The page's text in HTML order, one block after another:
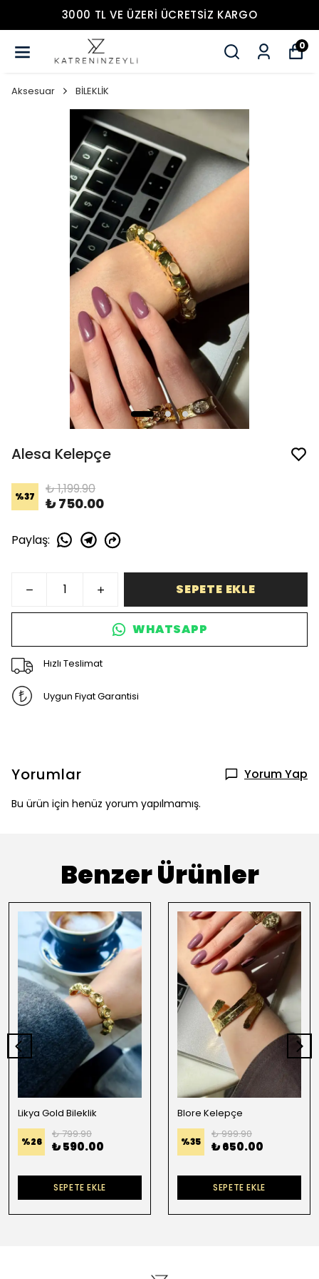
3000 TL VE ÜZERİ ÜCRETSİZ KARGO
0
Aksesuar BİLEKLİK
Alesa Kelepçe
%37 ₺ 1,199.90
₺ 750.00
Paylaş:
SEPETE EKLE
WHATSAPP
Hızlı Teslimat
Uygun Fiyat Garantisi
Yorumlar Yorum Yap
Bu ürün için henüz yorum yapılmamış.
Benzer Ürünler
Likya Gold Bileklik
%26
₺ 799.90
₺ 590.00
SEPETE EKLE
Blore Kelepçe
%35
₺ 999.90
₺ 650.00
SEPETE EKLE